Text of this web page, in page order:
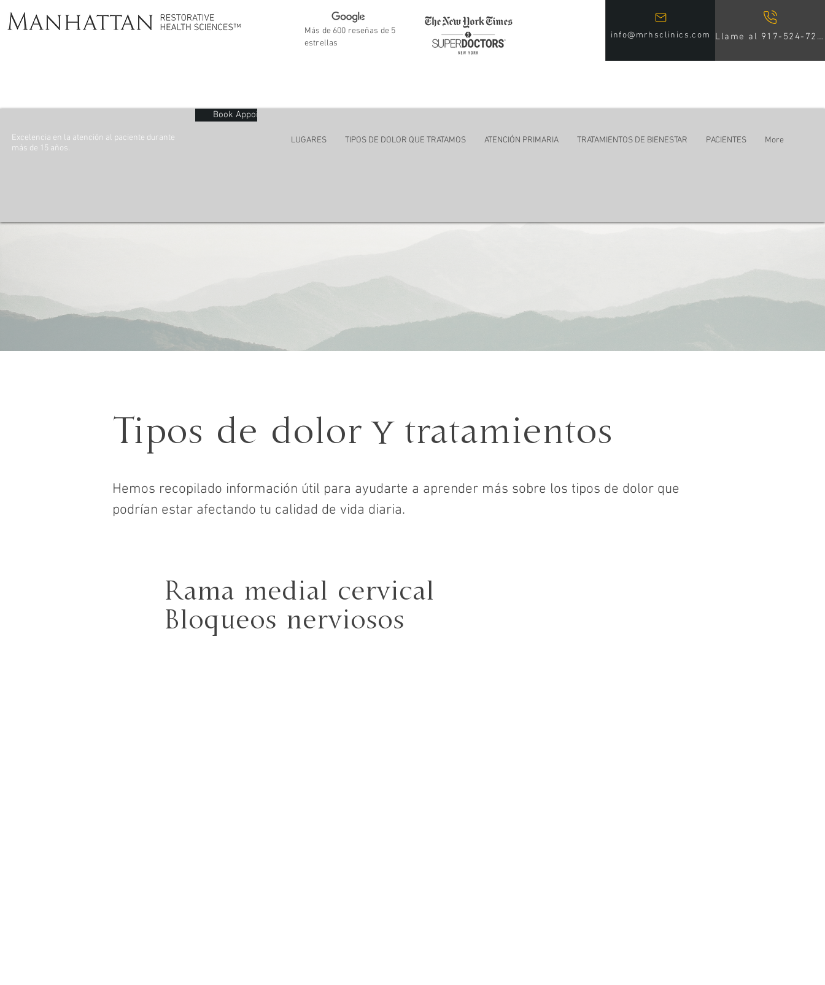
info@mrhsclinics.com Llame al 917-524-7246
Más de 600 reseñas de 5
estrellas
Excelencia en la atención al paciente durante
más de 15 años.
Book Appointment
LUGARES TIPOS DE DOLOR QUE TRATAMOS ATENCIÓN PRIMARIA TRATAMIENTOS DE BIENESTAR PACIENTES More
Tipos de dolor y tratamientos
Hemos recopilado información útil para ayudarte a aprender más sobre los tipos de dolor que
podrían estar afectando tu calidad de vida diaria.
Rama medial cervical
Bloqueos nerviosos